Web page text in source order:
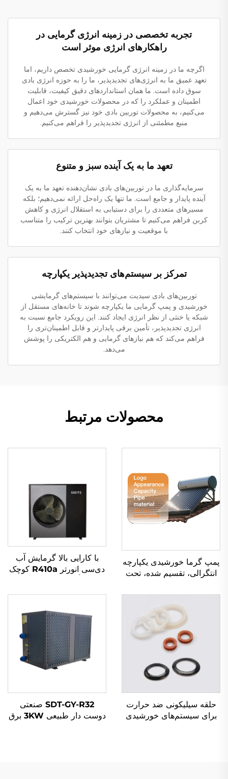
تجربه تخصصی در زمینه انرژی گرمایی در
راهکارهای انرژی موثر است
اگرچه ما در زمینه انرژی گرمایی خورشیدی تخصص داریم، اما
تعهد عمیق ما به انرژی‌های تجدیدپذیر، ما را به حوزه انرژی بادی
سوق داده است. ما همان استانداردهای دقیق کیفیت، قابلیت
اطمینان و عملکرد را که در محصولات خورشیدی خود اعمال
می‌کنیم، به محصولات توربین بادی خود نیز گسترش می‌دهیم و
منبع مطمئنی از انرژی تجدیدپذیر را فراهم می‌کنیم.
تعهد ما به یک آینده سبز و متنوع
سرمایه‌گذاری ما در توربین‌های بادی نشان‌دهنده تعهد ما به یک
آینده پایدار و جامع است. ما تنها یک راه‌حل ارائه نمی‌دهیم؛ بلکه
مسیرهای متعددی را برای دستیابی به استقلال انرژی و کاهش
کربن فراهم می‌کنیم تا مشتریان بتوانند بهترین ترکیب را متناسب
با موقعیت و نیازهای خود انتخاب کنند.
تمرکز بر سیستم‌های تجدیدپذیر یکپارچه
توربین‌های بادی سیدیت می‌توانند با سیستم‌های گرمایشی
خورشیدی و پمپ گرمایی ما یکپارچه شوند تا خانه‌های مستقل از
شبکه یا خنثی از نظر انرژی ایجاد کنند. این رویکرد جامع نسبت به
انرژی تجدیدپذیر، تأمین برقی پایدارتر و قابل اطمینان‌تری را
فراهم می‌کند که هم نیازهای گرمایی و هم الکتریکی را پوشش
می‌دهد.
محصولات مرتبط
پمپ گرما خورشیدی یکپارچه
انتگرالی، تقسیم شده، تحت
صفحه‌های تخت و لوله‌های
خلاء برای استفاده خانگی،
تجاری و صنعتی
با کارایی بالا گرمایش آب
دی‌سی انورتر R410a کوچک
حلقه سیلیکونی ضد حرارت
برای سیستم‌های خورشیدی
SDT-GY-R32 صنعتی
دوست دار طبیعی 3KW برق